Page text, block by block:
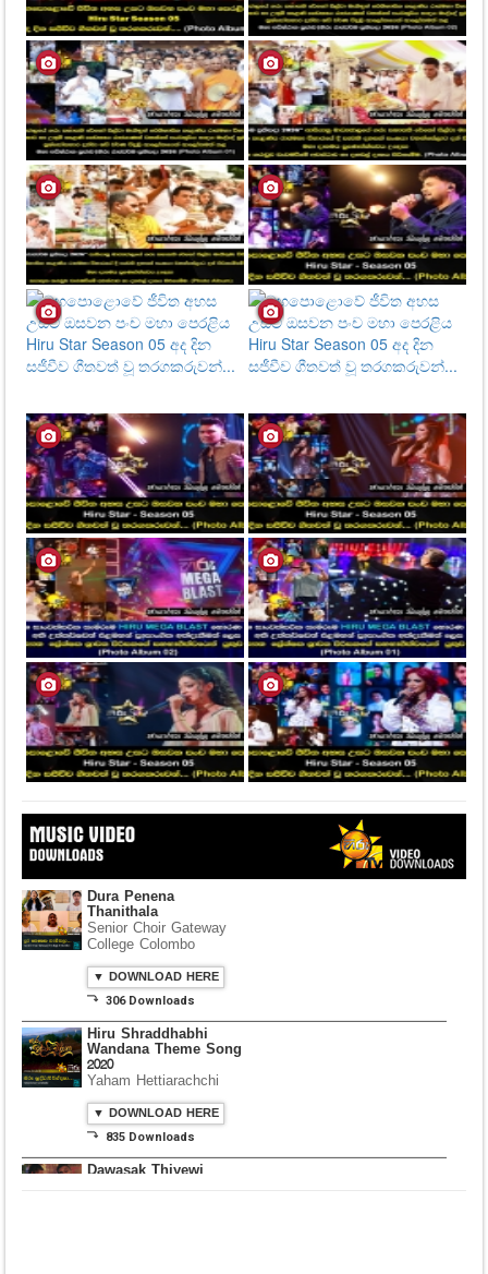
Dura Penena
Thanithala
Senior Choir Gateway
College Colombo
▼ DOWNLOAD HERE
⤵ 306 Downloads
Hiru Shraddhabhi
Wandana Theme Song
2020
Yaham Hettiarachchi
▼ DOWNLOAD HERE
⤵ 835 Downloads
Dawasak Thiyewi